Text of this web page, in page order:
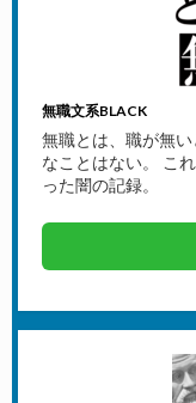
無職文系BLACK
無職とは、職が無
なことはない。 こ
った闇の記録。